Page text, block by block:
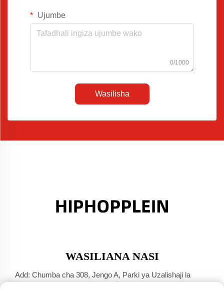
Ujumbe
0/1000
Wasilisha
WASILIANA NASI
Add: Chumba cha 308, Jengo A, Parki ya Uzalishaji la